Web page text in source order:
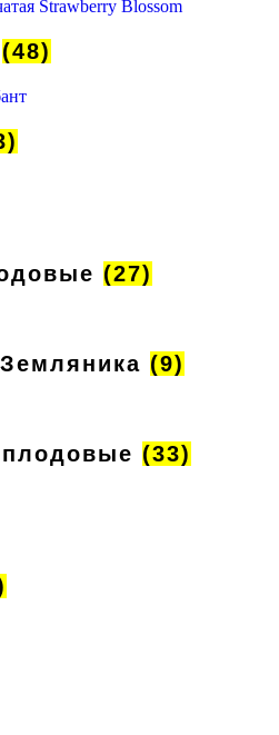
(48)
(27)
(9)
плодовые (33)